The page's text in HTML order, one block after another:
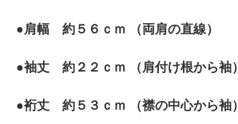
●肩幅 約５６ｃｍ （両肩の直線）
●袖丈 約２２ｃｍ （肩付け根から袖）
●裄丈 約５３ｃｍ （襟の中心から袖）